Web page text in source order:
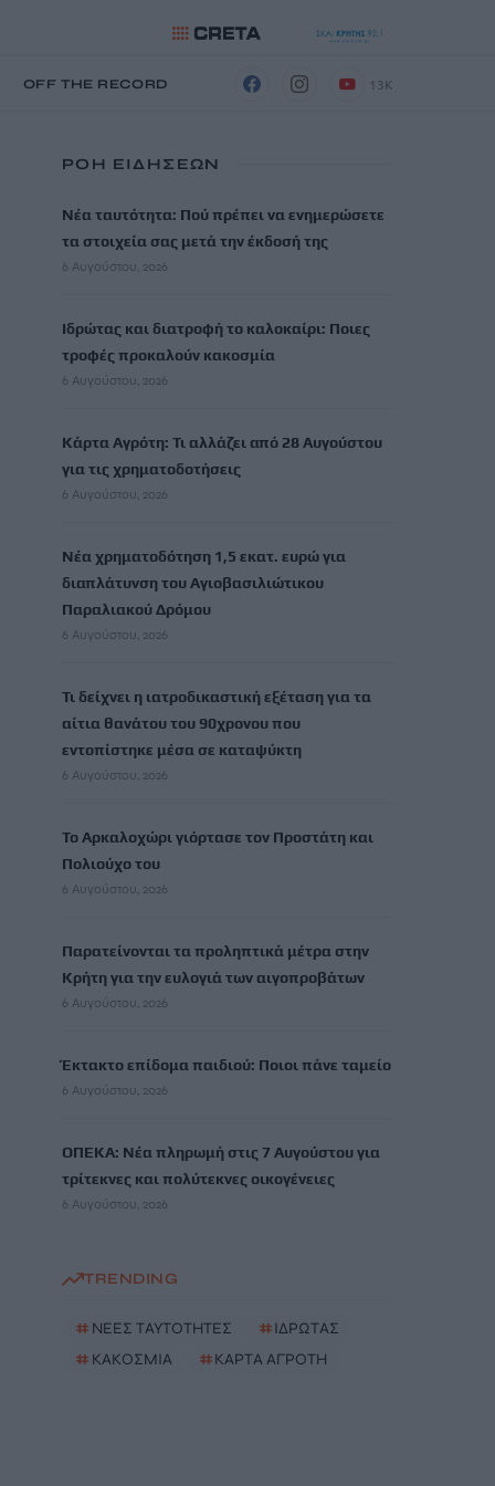
OFF THE RECORD 13K
ΡΟΗ ΕΙΔΗΣΕΩΝ
Νέα ταυτότητα: Πού πρέπει να ενημερώσετε
τα στοιχεία σας μετά την έκδοσή της
6 Αυγούστου, 2026
Ιδρώτας και διατροφή το καλοκαίρι: Ποιες
τροφές προκαλούν κακοσμία
6 Αυγούστου, 2026
Κάρτα Αγρότη: Τι αλλάζει από 28 Αυγούστου
για τις χρηματοδοτήσεις
6 Αυγούστου, 2026
Νέα χρηματοδότηση 1,5 εκατ. ευρώ για
διαπλάτυνση του Αγιοβασιλιώτικου
Παραλιακού Δρόμου
6 Αυγούστου, 2026
Τι δείχνει η ιατροδικαστική εξέταση για τα
αίτια θανάτου του 90χρονου που
εντοπίστηκε μέσα σε καταψύκτη
6 Αυγούστου, 2026
Το Αρκαλοχώρι γιόρτασε τον Προστάτη και
Πολιούχο του
6 Αυγούστου, 2026
Παρατείνονται τα προληπτικά μέτρα στην
Κρήτη για την ευλογιά των αιγοπροβάτων
6 Αυγούστου, 2026
Έκτακτο επίδομα παιδιού: Ποιοι πάνε ταμείο
6 Αυγούστου, 2026
ΟΠΕΚΑ: Νέα πληρωμή στις 7 Αυγούστου για
τρίτεκνες και πολύτεκνες οικογένειες
6 Αυγούστου, 2026
TRENDING
# ΝΕΕΣ ΤΑΥΤΟΤΗΤΕΣ #ΙΔΡΩΤΑΣ
# ΚΑΚΟΣΜΙΑ #ΚΑΡΤΑ ΑΓΡΟΤΗ